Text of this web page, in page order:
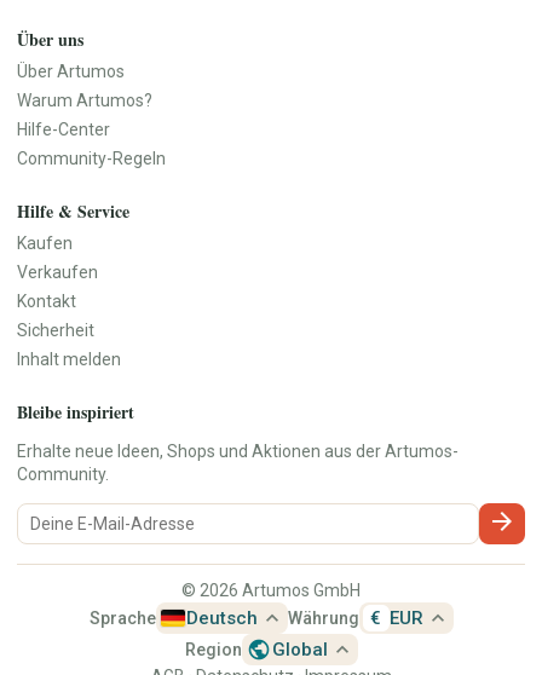
Über uns
Über Artumos
Warum Artumos?
Hilfe-Center
Community-Regeln
Hilfe & Service
Kaufen
Verkaufen
Kontakt
Sicherheit
Inhalt melden
Bleibe inspiriert
Erhalte neue Ideen, Shops und Aktionen aus der Artumos-
Community.
arrow_forward
© 2026 Artumos GmbH
Sprache
Deutsch expand_less Währung € EUR expand_less
Region publicGlobal expand_less